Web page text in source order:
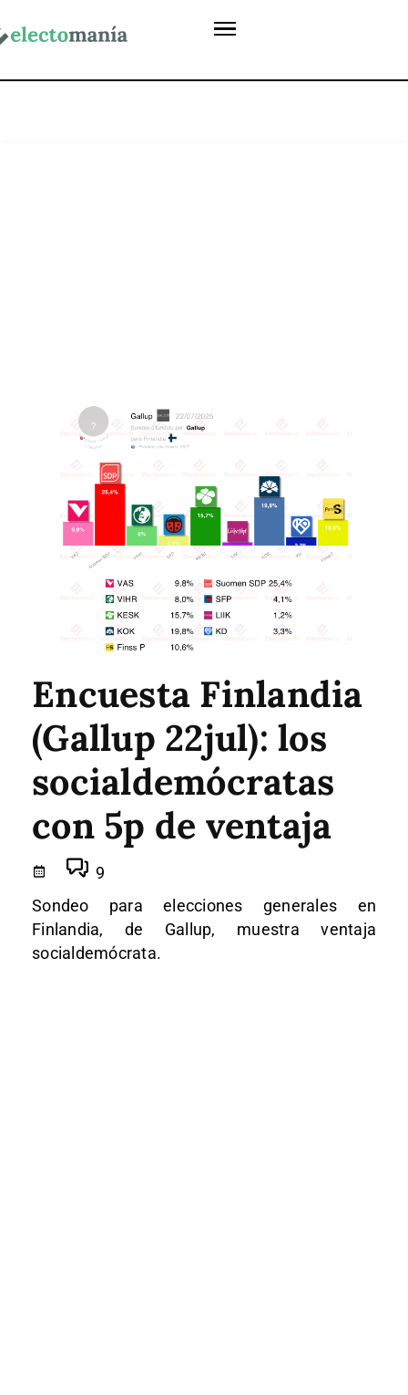
Encuesta Finlandia
(Gallup 22jul): los
socialdemócratas
con 5p de ventaja
9
Sondeo para elecciones generales en
Finlandia, de Gallup, muestra ventaja
socialdemócrata.